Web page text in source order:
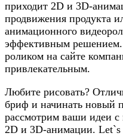
приходит 2D и 3D-
продвижения продукта
анимационного
эффективным
роликом на сайте
привлекательным.
Любите рисовать?
бриф и начинать новый
рассмотрим ваши идеи
2D и 3D-анимации. Let`s